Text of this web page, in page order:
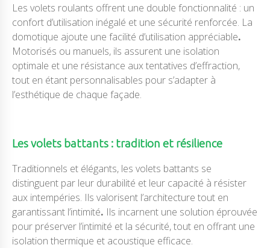
Les volets roulants offrent une double fonctionnalité : un
confort d’utilisation inégalé et une sécurité renforcée. La
domotique ajoute une facilité d’utilisation appréciable.
Motorisés ou manuels, ils assurent une isolation
optimale et une résistance aux tentatives d’effraction,
tout en étant personnalisables pour s’adapter à
l’esthétique de chaque façade.
Les volets battants : tradition et résilience
Traditionnels et élégants, les volets battants se
distinguent par leur durabilité et leur capacité à résister
aux intempéries. Ils valorisent l’architecture tout en
garantissant l’intimité. Ils incarnent une solution éprouvée
pour préserver l’intimité et la sécurité, tout en offrant une
isolation thermique et acoustique efficace.